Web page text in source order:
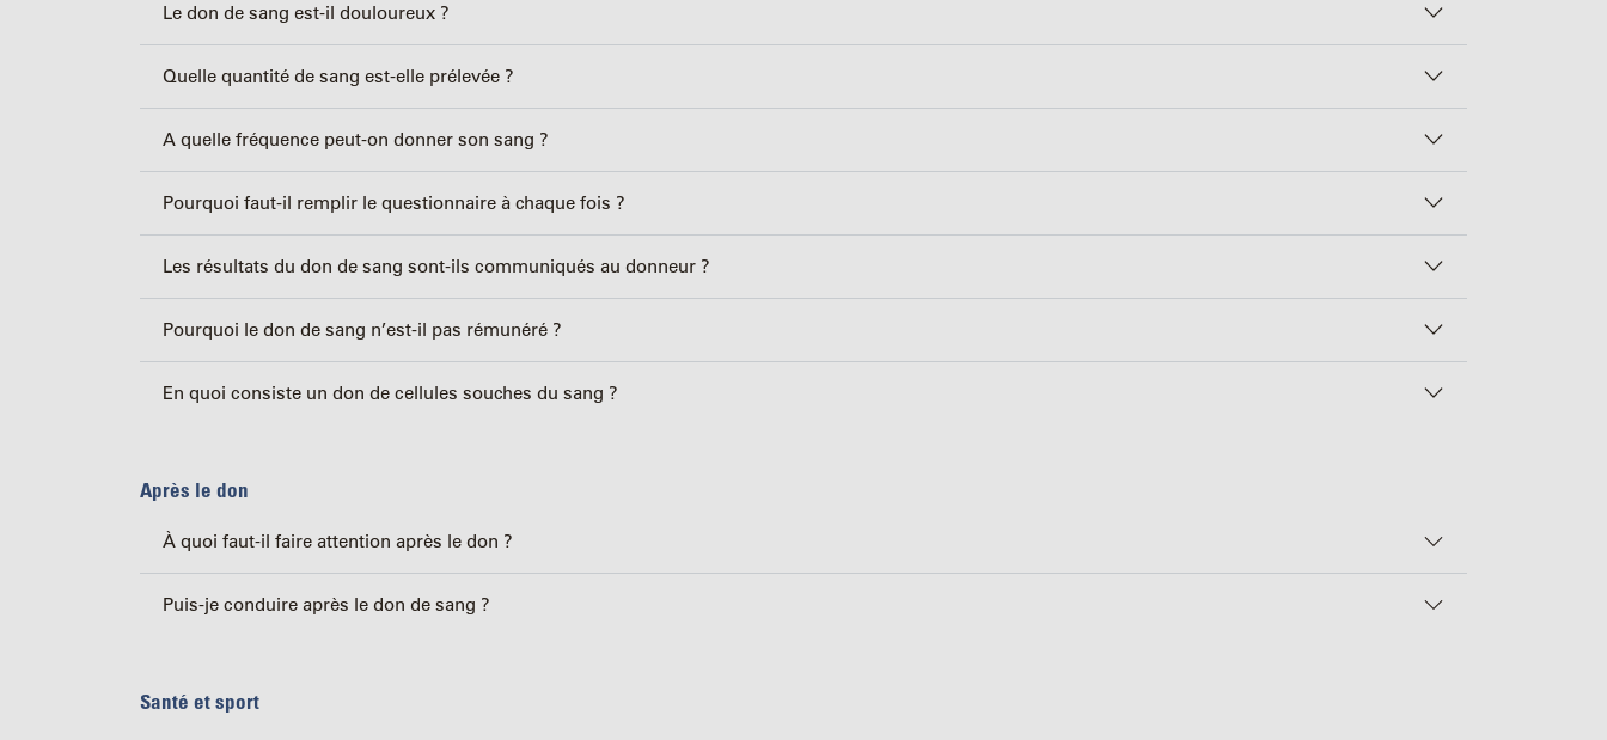
Le don de sang est-il douloureux ?
Quelle quantité de sang est-elle prélevée ?
A quelle fréquence peut-on donner son sang ?
Pourquoi faut-il remplir le questionnaire à chaque fois ?
Les résultats du don de sang sont-ils communiqués au donneur ?
Pourquoi le don de sang n’est-il pas rémunéré ?
En quoi consiste un don de cellules souches du sang ?
Après le don
À quoi faut-il faire attention après le don ?
Puis-je conduire après le don de sang ?
Santé et sport